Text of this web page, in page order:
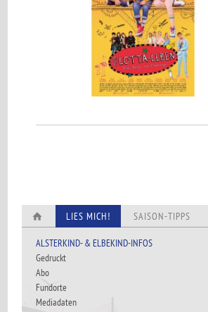
LIES MICH! SAISON-TIPPS
ALSTERKIND- & ELBEKIND-INFOS
Gedruckt
Abo
Fundorte
Mediadaten